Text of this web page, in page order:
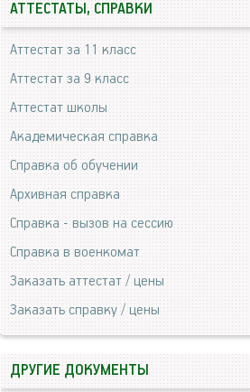
АТТЕСТАТЫ, СПРАВКИ
Аттестат за 11 класс
Аттестат за 9 класс
Аттестат школы
Академическая справка
Справка об обучении
Архивная справка
Справка - вызов на сессию
Справка в военкомат
Заказать аттестат / цены
Заказать справку / цены
ДРУГИЕ ДОКУМЕНТЫ